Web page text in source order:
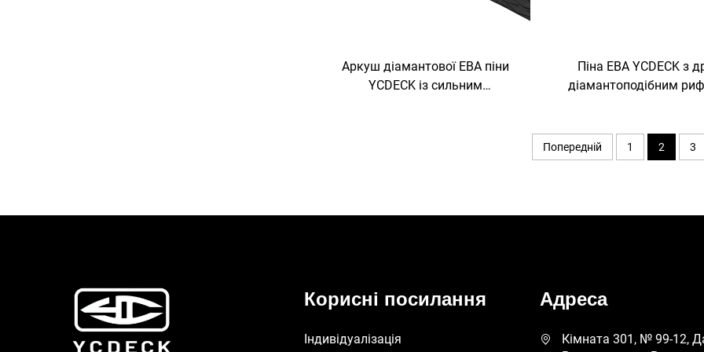
Аркуш діамантової ЕВА піни
YCDECK із сильним
Піна ЕВА YCDECK з
діамантоподібним
із самоклейним
Попередній 1 2 3
Корисні посилання
Індивідуалізація
Адреса
Кімната 301, № 99-12,